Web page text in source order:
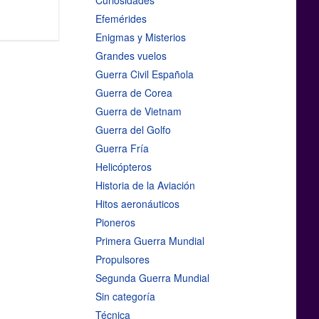
Efemérides
Enigmas y Misterios
Grandes vuelos
Guerra Civil Española
Guerra de Corea
Guerra de Vietnam
Guerra del Golfo
Guerra Fría
Helicópteros
Historia de la Aviación
Hitos aeronáuticos
Pioneros
Primera Guerra Mundial
Propulsores
Segunda Guerra Mundial
Sin categoría
Técnica